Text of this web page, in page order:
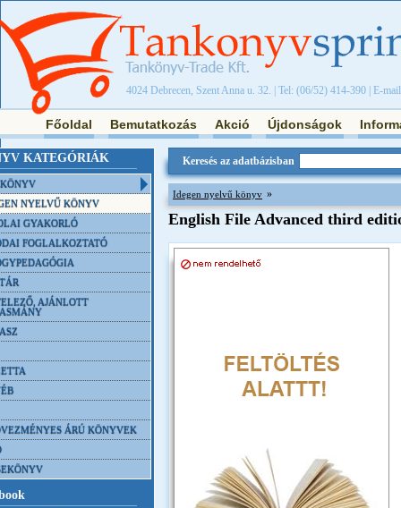
4024 Debrecen, Szent Anna u. 32. | Tel: (06/52) 414-390 | E-
Főoldal Bemutatkozás Akció Újdonságok
KATEGÓRIÁK
NYELVŰ KÖNYV
GYAKORLÓ
FOGLALKOZTATÓ
AJÁNLOTT
ÁRÚ KÖNYVEK
Keresés az adatbázisban
Idegen nyelvű könyv »
English File Advanced third